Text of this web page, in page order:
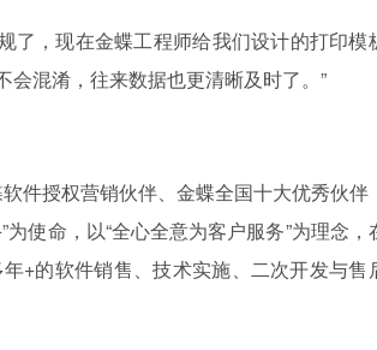
了，现在金蝶工程师给我们设计的打印模
混淆，往来数据也更清晰及时了。”
件授权营销伙伴、金蝶全国十大优秀伙伴
使命，以“全心全意为客户服务”为理念，
+的软件销售、技术实施、二次开发与售